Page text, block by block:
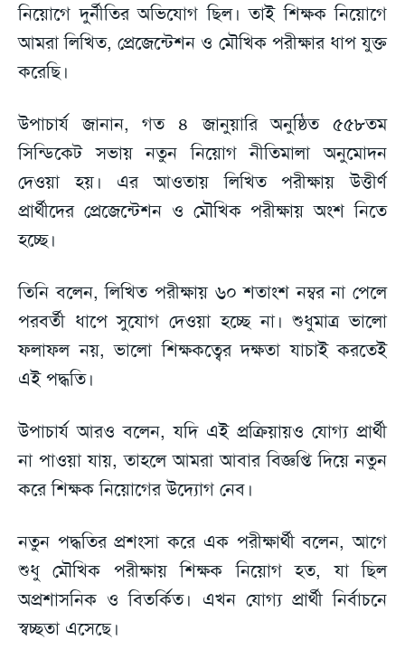
নিয়োগে দুর্নীতির অভিযোগ ছিল। তাই শিক্ষক নিয়োগে
আমরা লিখিত, প্রেজেন্টেশন ও মৌখিক পরীক্ষার ধাপ যুক্ত
করেছি।
উপাচার্য জানান, গত ৪ জানুয়ারি অনুষ্ঠিত ৫৫৮তম
সিন্ডিকেট সভায় নতুন নিয়োগ নীতিমালা অনুমোদন
দেওয়া হয়। এর আওতায় লিখিত পরীক্ষায় উত্তীর্ণ
প্রার্থীদের প্রেজেন্টেশন ও মৌখিক পরীক্ষায় অংশ নিতে
হচ্ছে।
তিনি বলেন, লিখিত পরীক্ষায় ৬০ শতাংশ নম্বর না পেলে
পরবর্তী ধাপে সুযোগ দেওয়া হচ্ছে না। শুধুমাত্র ভালো
ফলাফল নয়, ভালো শিক্ষকত্বের দক্ষতা যাচাই করতেই
এই পদ্ধতি।
উপাচার্য আরও বলেন, যদি এই প্রক্রিয়ায়ও যোগ্য প্রার্থী
না পাওয়া যায়, তাহলে আমরা আবার বিজ্ঞপ্তি দিয়ে নতুন
করে শিক্ষক নিয়োগের উদ্যোগ নেব।
নতুন পদ্ধতির প্রশংসা করে এক পরীক্ষার্থী বলেন, আগে
শুধু মৌখিক পরীক্ষায় শিক্ষক নিয়োগ হত, যা ছিল
অপ্রশাসনিক ও বিতর্কিত। এখন যোগ্য প্রার্থী নির্বাচনে
স্বচ্ছতা এসেছে।